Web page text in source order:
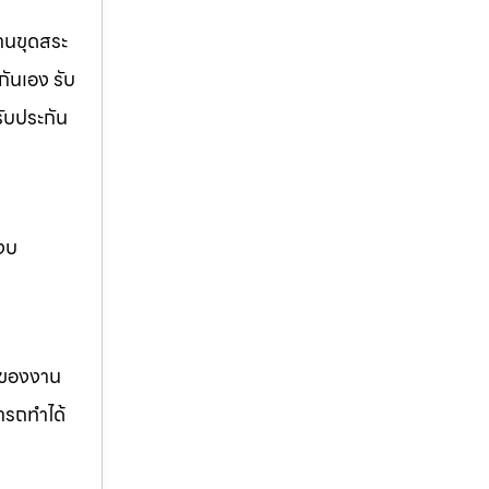
ขุดสระ
เอง รับ
ประกัน
บ
องงาน
ถทำได้